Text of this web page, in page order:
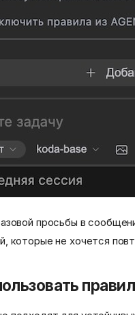
просьбы в
которые не хочется